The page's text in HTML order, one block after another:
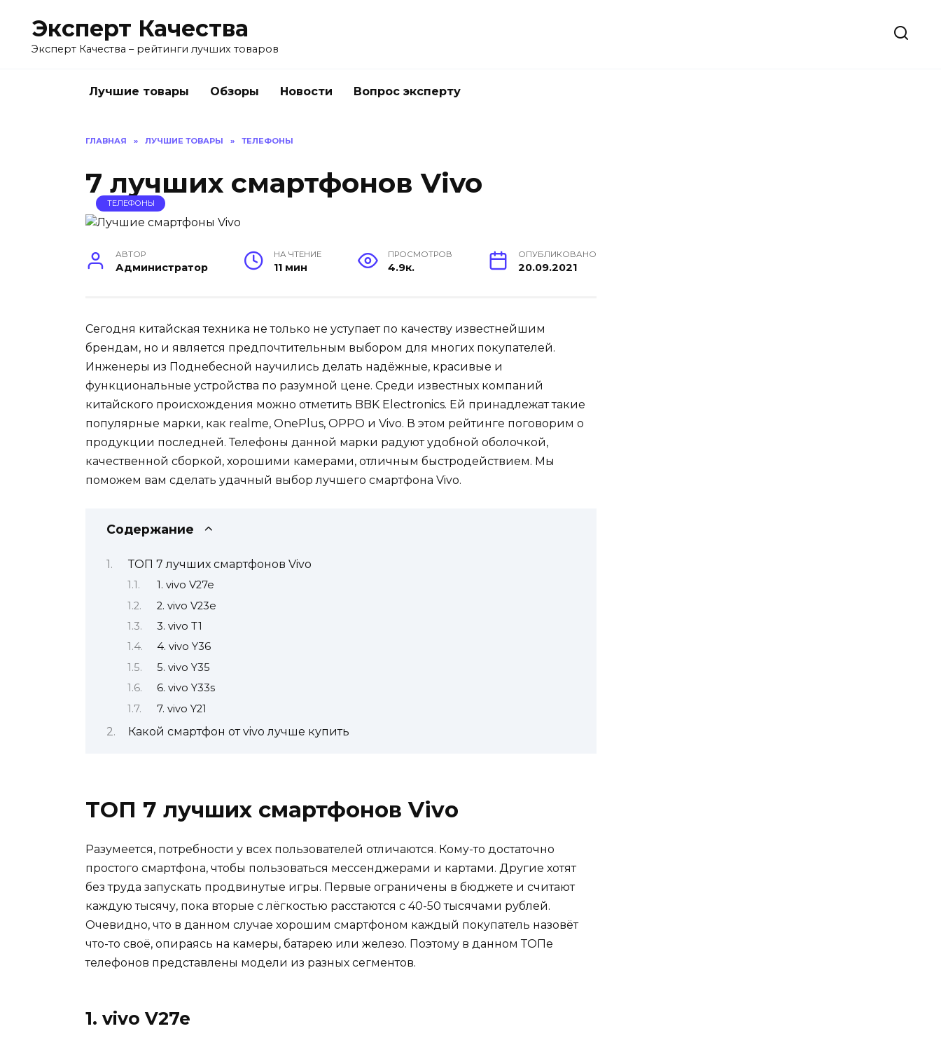
содержанию
Эксперт Качества
Эксперт Качества – рейтинги лучших товаров
Лучшие товары Обзоры Новости Вопрос эксперту
ГЛАВНАЯ » ЛУЧШИЕ ТОВАРЫ » ТЕЛЕФОНЫ
7 лучших смартфонов Vivo
ТЕЛЕФОНЫ
АВТОР
Администратор
НА ЧТЕНИЕ
11 мин
ПРОСМОТРОВ
4.9к.
ОПУБЛИКОВАНО
20.09.2021
Сегодня китайская техника не только не уступает по качеству известнейшим
брендам, но и является предпочтительным выбором для многих покупателей.
Инженеры из Поднебесной научились делать надёжные, красивые и
функциональные устройства по разумной цене. Среди известных компаний
китайского происхождения можно отметить BBK Electronics. Ей принадлежат такие
популярные марки, как realme, OnePlus, OPPO и Vivo. В этом рейтинге поговорим о
продукции последней. Телефоны данной марки радуют удобной оболочкой,
качественной сборкой, хорошими камерами, отличным быстродействием. Мы
поможем вам сделать удачный выбор лучшего смартфона Vivo.
Содержание
ТОП 7 лучших смартфонов Vivo
1. vivo V27e
2. vivo V23e
3. vivo T1
4. vivo Y36
5. vivo Y35
6. vivo Y33s
7. vivo Y21
Какой смартфон от vivo лучше купить
ТОП 7 лучших смартфонов Vivo
Разумеется, потребности у всех пользователей отличаются. Кому-то достаточно
простого смартфона, чтобы пользоваться мессенджерами и картами. Другие хотят
без труда запускать продвинутые игры. Первые ограничены в бюджете и считают
каждую тысячу, пока вторые с лёгкостью расстаются с 40-50 тысячами рублей.
Очевидно, что в данном случае хорошим смартфоном каждый покупатель назовёт
что-то своё, опираясь на камеры, батарею или железо. Поэтому в данном ТОПе
телефонов представлены модели из разных сегментов.
1. vivo V27e